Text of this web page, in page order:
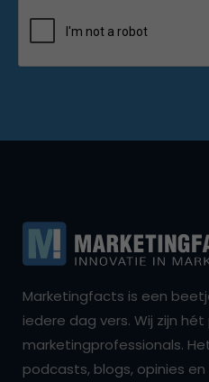
Marketingfacts is een
iedere dag vers. Wij zijn
marketingprofessionals.
podcasts, blogs, opinies